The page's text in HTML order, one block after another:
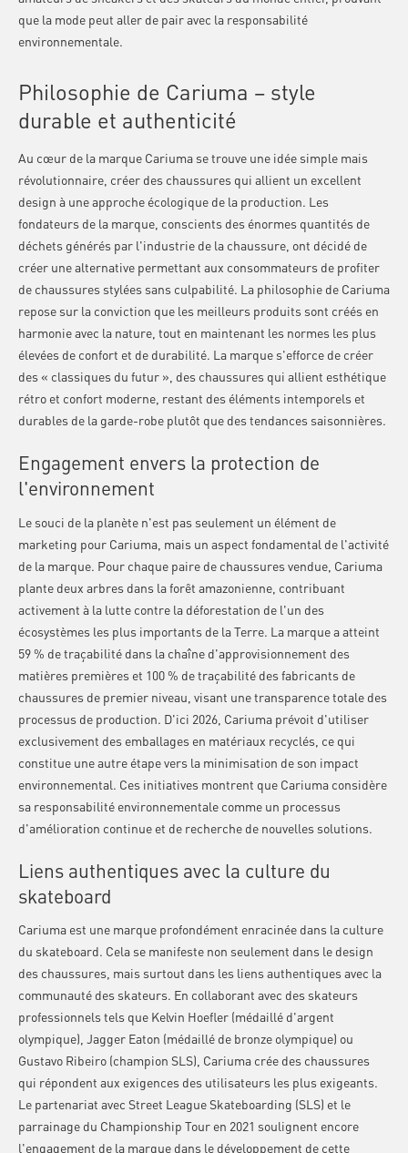
que la mode peut aller de pair avec la responsabilité
environnementale.
Philosophie de Cariuma – style
durable et authenticité
Au cœur de la marque Cariuma se trouve une idée simple mais
révolutionnaire, créer des chaussures qui allient un excellent
design à une approche écologique de la production. Les
fondateurs de la marque, conscients des énormes quantités de
déchets générés par l'industrie de la chaussure, ont décidé de
créer une alternative permettant aux consommateurs de profiter
de chaussures stylées sans culpabilité. La philosophie de Cariuma
repose sur la conviction que les meilleurs produits sont créés en
harmonie avec la nature, tout en maintenant les normes les plus
élevées de confort et de durabilité. La marque s'efforce de créer
des « classiques du futur », des chaussures qui allient esthétique
rétro et confort moderne, restant des éléments intemporels et
durables de la garde-robe plutôt que des tendances saisonnières.
Engagement envers la protection de
l'environnement
Le souci de la planète n'est pas seulement un élément de
marketing pour Cariuma, mais un aspect fondamental de l'activité
de la marque. Pour chaque paire de chaussures vendue, Cariuma
plante deux arbres dans la forêt amazonienne, contribuant
activement à la lutte contre la déforestation de l'un des
écosystèmes les plus importants de la Terre. La marque a atteint
59 % de traçabilité dans la chaîne d'approvisionnement des
matières premières et 100 % de traçabilité des fabricants de
chaussures de premier niveau, visant une transparence totale des
processus de production. D'ici 2026, Cariuma prévoit d'utiliser
exclusivement des emballages en matériaux recyclés, ce qui
constitue une autre étape vers la minimisation de son impact
environnemental. Ces initiatives montrent que Cariuma considère
sa responsabilité environnementale comme un processus
d'amélioration continue et de recherche de nouvelles solutions.
Liens authentiques avec la culture du
skateboard
Cariuma est une marque profondément enracinée dans la culture
du skateboard. Cela se manifeste non seulement dans le design
des chaussures, mais surtout dans les liens authentiques avec la
communauté des skateurs. En collaborant avec des skateurs
professionnels tels que Kelvin Hoefler (médaillé d'argent
olympique), Jagger Eaton (médaillé de bronze olympique) ou
Gustavo Ribeiro (champion SLS), Cariuma crée des chaussures
qui répondent aux exigences des utilisateurs les plus exigeants.
Le partenariat avec Street League Skateboarding (SLS) et le
parrainage du Championship Tour en 2021 soulignent encore
l'engagement de la marque dans le développement de cette